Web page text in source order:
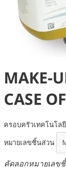
MAKE-
CASE
ครอบครัวเทคโนโล
หมายเลขชิ้นส่วน
คัดลอกหมายเลข